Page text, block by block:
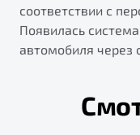
соответствии с
Появилась
автомобиля через